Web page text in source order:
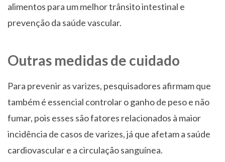
alimentos para um melhor trânsito intestinal e
prevenção da saúde vascular.
Outras medidas de cuidado
Para prevenir as varizes, pesquisadores afirmam que
também é essencial controlar o ganho de peso e não
fumar, pois esses são fatores relacionados à maior
incidência de casos de varizes, já que afetam a saúde
cardiovascular e a circulação sanguínea.